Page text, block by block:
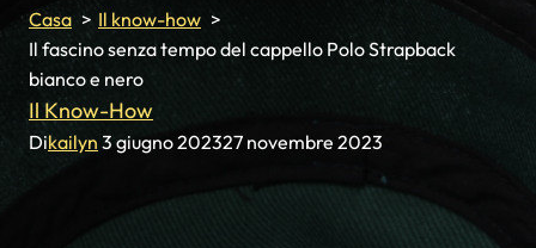
Casa
Il know-how
Il fascino senza tempo del cappello Polo Strapback
bianco e nero
Il Know-How
Dikailyn 3 giugno 202327 novembre 2023